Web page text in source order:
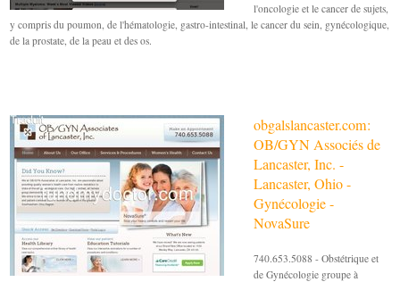
l'oncologie et le cancer de sujets,
y compris du poumon, de l'hématologie, gastro-intestinal, le cancer du sein, gynécologique,
de la prostate, de la peau et des os.
obgalslancaster.com:
OB/GYN Associés de
Lancaster, Inc. -
Lancaster, Ohio -
Gynécologie -
NovaSure
740.653.5088 - Obstétrique et
de Gynécologie groupe à